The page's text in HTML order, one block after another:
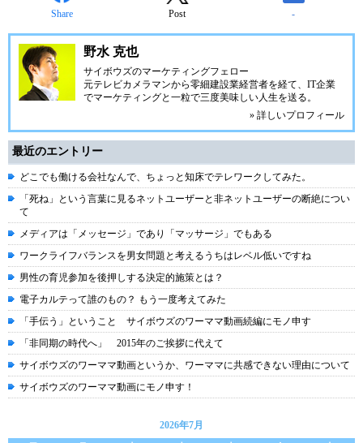
Share Post -
野水 克也
サイボウズのマーケティングフェロー
元テレビカメラマンから零細建設業経営者を経て、IT企業
でマーケティングと一粒で三度美味しい人生を送る。
» 詳しいプロフィール
最近のエントリー
どこでも働ける会社なんで、ちょっと知床でテレワークしてみた。
「死ね」という言葉に見るネットユーザーと非ネットユーザーの断絶につい
て
メディアは「メッセージ」であり「マッサージ」でもある
ワークライフバランスを男女問題と考えるうちはレベル低いですね
男性の育児参加を後押しする決定的施策とは？
電子カルテって誰のもの？ もう一度考えてみた
「手伝う」ということ サイボウズのワーママ動画続編にモノ申す
「非同期の時代へ」 2015年のご挨拶に代えて
サイボウズのワーママ動画というか、ワーママに共感できない理由について
サイボウズのワーママ動画にモノ申す！
2026年7月